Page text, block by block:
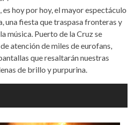
hoy por hoy, el mayor espectáculo
una fiesta que traspasa fronteras y
música. Puerto de la Cruz se
atención de miles de eurofans,
que resaltarán nuestras
de brillo y purpurina.